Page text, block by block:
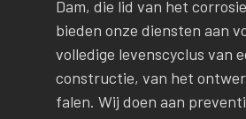
Dam, die lid van het
bieden onze diensten aan
volledige levenscyclus van
constructie, van het
falen. Wij doen aan